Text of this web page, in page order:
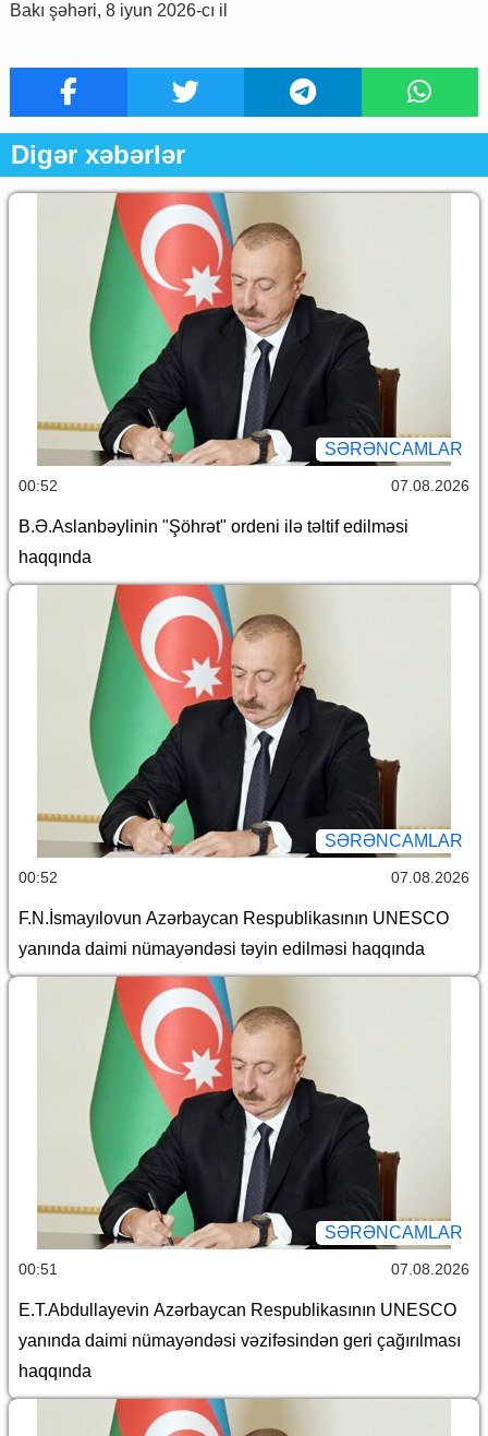
Bakı şəhəri, 8 iyun 2026-cı il
Digər xəbərlər
SƏRƏNCAMLAR
00:52 07.08.2026
B.Ə.Aslanbəylinin "Şöhrət" ordeni ilə təltif edilməsi
haqqında
SƏRƏNCAMLAR
00:52 07.08.2026
F.N.İsmayılovun Azərbaycan Respublikasının UNESCO
yanında daimi nümayəndəsi təyin edilməsi haqqında
SƏRƏNCAMLAR
00:51 07.08.2026
E.T.Abdullayevin Azərbaycan Respublikasının UNESCO
yanında daimi nümayəndəsi vəzifəsindən geri çağırılması
haqqında